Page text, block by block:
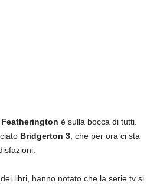
è sulla bocca di tutti.
Bridgerton 3 , che per ora ci sta
libri, hanno notato che la serie tv si